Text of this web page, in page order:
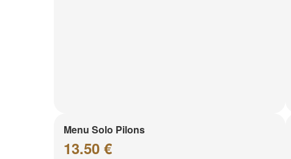
Menu Solo Pilons
13.50 €